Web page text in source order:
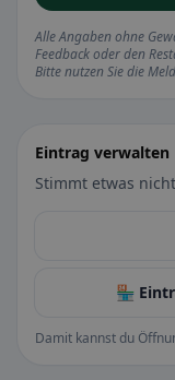
Alle Angaben ohne
Feedback oder den
Bitte nutzen Sie die
Eintrag verwalten
Stimmt etwas
🏪
Damit kannst du